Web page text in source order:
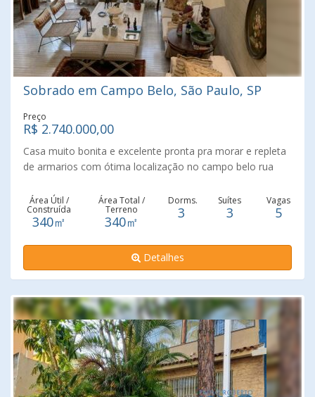
Sobrado em Campo Belo, São Paulo, SP
Preço
R$ 2.740.000,00
Casa muito bonita e excelente pronta pra morar e repleta
de armarios com ótima localização no campo belo rua
Área Útil /
Construída
340㎡
Área Total /
Terreno
340㎡
Dorms.
3
Suítes
3
Vagas
5
Detalhes